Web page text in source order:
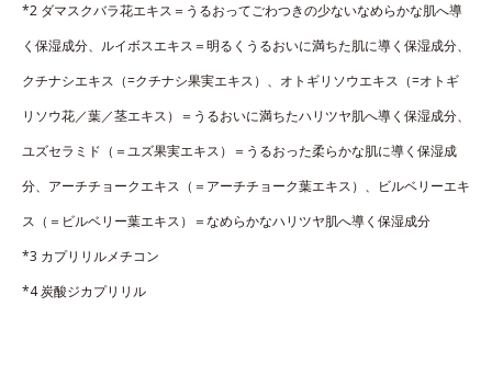
*2 ダマスクバラ花エキス＝うるおってごわつきの少ないなめらかな肌へ導
く保湿成分、ルイボスエキス＝明るくうるおいに満ちた肌に導く保湿成分、
クチナシエキス（=クチナシ果実エキス）、オトギリソウエキス（=オトギ
リソウ花／葉／茎エキス）＝うるおいに満ちたハリツヤ肌へ導く保湿成分、
ユズセラミド（＝ユズ果実エキス）＝うるおった柔らかな肌に導く保湿成
分、アーチチョークエキス（＝アーチチョーク葉エキス）、ビルベリーエキ
ス（＝ビルベリー葉エキス）＝なめらかなハリツヤ肌へ導く保湿成分
*3 カプリリルメチコン
*4 炭酸ジカプリリル